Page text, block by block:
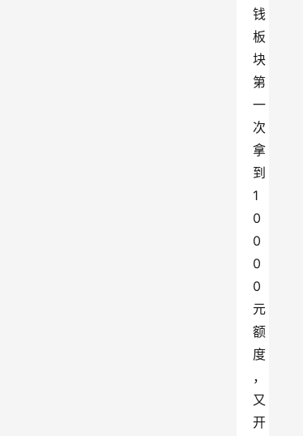
钱
板
块
第
一
次
拿
到
1
0
0
0
0
元
额
度
，
又
开